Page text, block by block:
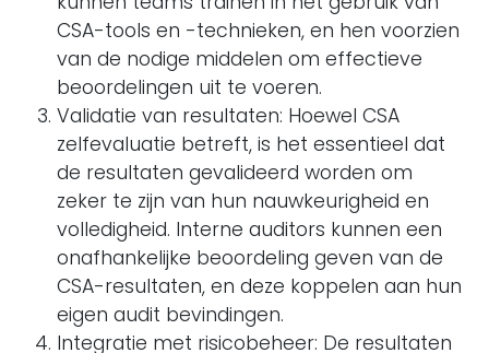
CSA-tools en -technieken, en hen voorzien
van de nodige middelen om effectieve
beoordelingen uit te voeren.
Validatie van resultaten: Hoewel CSA
zelfevaluatie betreft, is het essentieel dat
de resultaten gevalideerd worden om
zeker te zijn van hun nauwkeurigheid en
volledigheid. Interne auditors kunnen een
onafhankelijke beoordeling geven van de
CSA-resultaten, en deze koppelen aan hun
eigen audit bevindingen.
Integratie met risicobeheer: De resultaten